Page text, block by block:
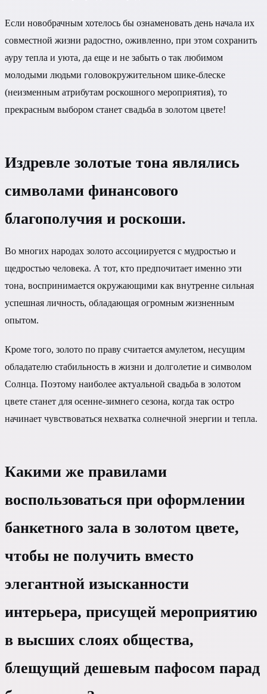
Если новобрачным хотелось бы ознаменовать день начала их
совместной жизни радостно, оживленно, при этом сохранить
ауру тепла и уюта, да еще и не забыть о так любимом
молодыми людьми головокружительном шике-блеске
(неизменным атрибутам роскошного мероприятия), то
прекрасным выбором станет свадьба в золотом цвете!
Издревле золотые тона являлись
символами финансового
благополучия и роскоши.
Во многих народах золото ассоциируется с мудростью и
щедростью человека. А тот, кто предпочитает именно эти
тона, воспринимается окружающими как внутренне сильная
успешная личность, обладающая огромным жизненным
опытом.
Кроме того, золото по праву считается амулетом, несущим
обладателю стабильность в жизни и долголетие и символом
Солнца. Поэтому наиболее актуальной свадьба в золотом
цвете станет для осенне-зимнего сезона, когда так остро
начинает чувствоваться нехватка солнечной энергии и тепла.
Какими же правилами
воспользоваться при оформлении
банкетного зала в золотом цвете,
чтобы не получить вместо
элегантной изысканности
интерьера, присущей мероприятию
в высших слоях общества,
блещущий дешевым пафосом парад